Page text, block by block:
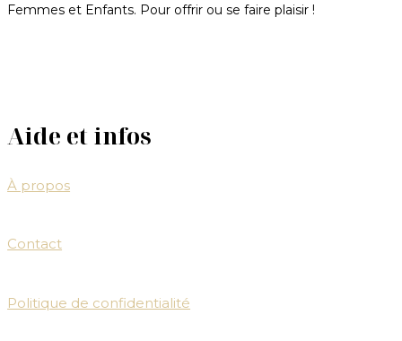
Femmes et Enfants. Pour offrir ou se faire plaisir !
Aide et infos
À propos
Contact
Politique de confidentialité